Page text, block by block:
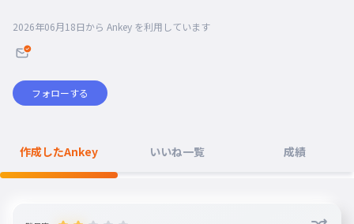
2026年06月18日から Ankey を利用しています
フォローする
作成したAnkey いいね一覧 成績